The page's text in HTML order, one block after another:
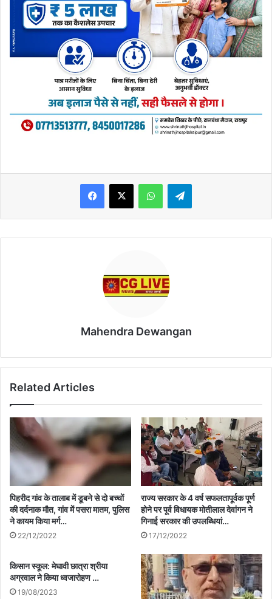
WhatsAppTelegram
Mahendra Dewangan
Related Articles
पिहरीद गांव के तालाब में डूबने से दो बच्चों
की दर्दनाक मौत, गांव में पसरा मातम, पुलिस
ने कायम किया मर्ग…
22/12/2022
राज्य सरकार के 4 वर्ष सफलतापूर्वक पूर्ण
होने पर पूर्व विधायक मोतीलाल देवांगन ने
गिनाई सरकार की उपलब्धियां…
17/12/2022
किसान स्कूल: मेघावी छात्रा श्रीया
अग्रवाल ने किया ध्वजारोहण …
19/08/2023